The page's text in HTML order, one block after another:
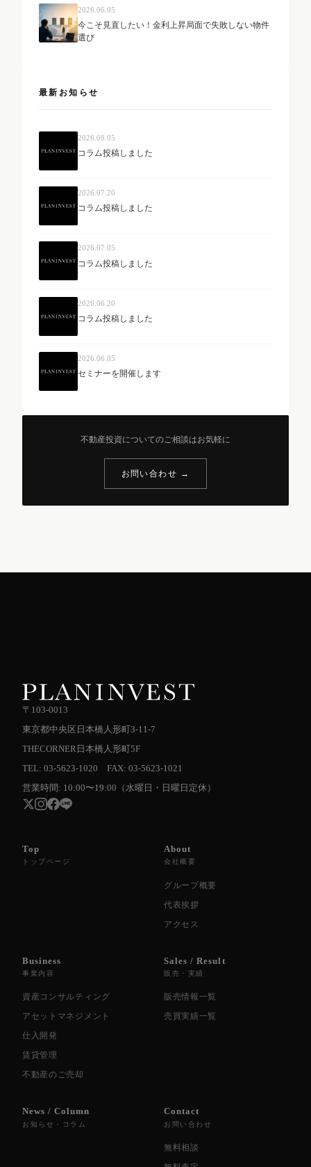
2026.06.05
今こそ見直したい！金利上昇局面で失敗しない物件
選び
最新お知らせ
2026.08.05
コラム投稿しました
2026.07.20
コラム投稿しました
2026.07.05
コラム投稿しました
2026.06.20
コラム投稿しました
2026.06.05
セミナーを開催します
不動産投資についてのご相談はお気軽に
お問い合わせ →
〒103-0013
東京都中央区日本橋人形町3-11-7
THECORNER日本橋人形町5F
TEL: 03-5623-1020 FAX: 03-5623-1021
営業時間: 10:00〜19:00（水曜日・日曜日定休）
Top
トップページ
About
会社概要
グループ概要
代表挨拶
アクセス
Business
事業内容
資産コンサルティング
アセットマネジメント
仕入開発
賃貸管理
不動産のご売却
Sales / Result
販売・実績
販売情報一覧
売買実績一覧
News / Column
お知らせ・コラム
Contact
お問い合わせ
無料相談